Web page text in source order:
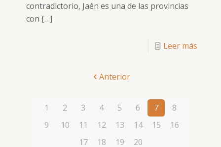
contradictorio, Jaén es una de las provincias
con […]
Leer más
Anterior
1 2 3 4 5 6 7
8
9
10 11 12 13 14 15
16
17
18 19
20